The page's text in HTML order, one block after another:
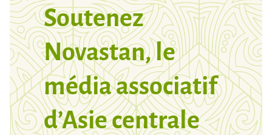
Soutenez
Novastan, le
média associatif
d’Asie centrale